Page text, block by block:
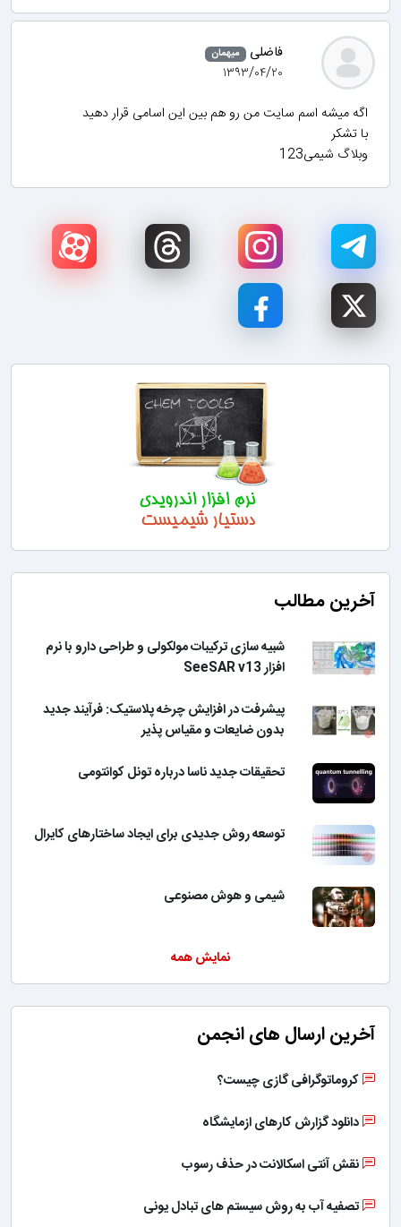
فاضلی میهمان
۱۳۹۳/۰۴/۲۰
اگه میشه اسم سایت من رو هم بین این اسامی قرار دهید
با تشکر
وبلاگ شیمی123
آخرین مطالب
شبیه سازی ترکیبات مولکولی و طراحی دارو با نرم
افزار SeeSAR v13
پیشرفت در افزایش چرخه پلاستیک: فرآیند جدید
بدون ضایعات و مقیاس پذیر
تحقیقات جدید ناسا درباره تونل کوانتومی
توسعه روش جدیدی برای ایجاد ساختارهای کایرال
شیمی و هوش مصنوعی
نمایش همه
آخرین ارسال های انجمن
کروماتوگرافی گازی چیست؟
دانلود گزارش کارهای ازمایشگاه
نقش آنتی اسکالانت در حذف رسوب
تصفیه آب به روش سیستم های تبادل یونی